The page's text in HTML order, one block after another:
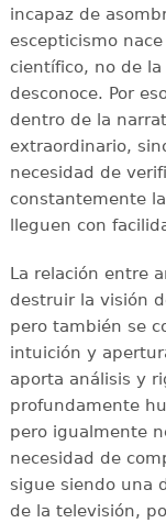
incapaz de
escepticismo
científico, no de
desconoce. Por
dentro de la
extraordinario,
necesidad de
constantemente
lleguen con
La relación entre
destruir la visión
pero también se
intuición y
aporta análisis y
profundamente
pero igualmente
necesidad de
sigue siendo una
de la televisión,